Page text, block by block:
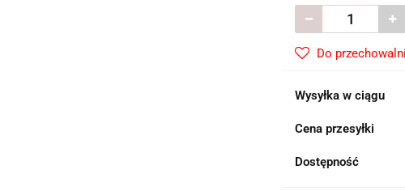
Do przechowalni
Wysyłka w ciągu
Cena przesyłki
Dostępność